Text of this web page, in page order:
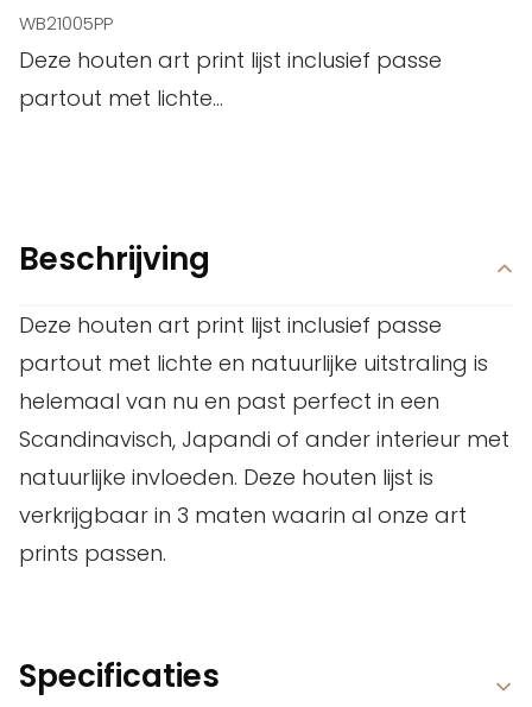
WB21005PP
Deze houten art print lijst inclusief passe
partout met lichte...
Beschrijving
Deze houten art print lijst inclusief passe
partout met lichte en natuurlijke uitstraling is
helemaal van nu en past perfect in een
Scandinavisch, Japandi of ander interieur met
natuurlijke invloeden. Deze houten lijst is
verkrijgbaar in 3 maten waarin al onze art
prints passen.
Specificaties